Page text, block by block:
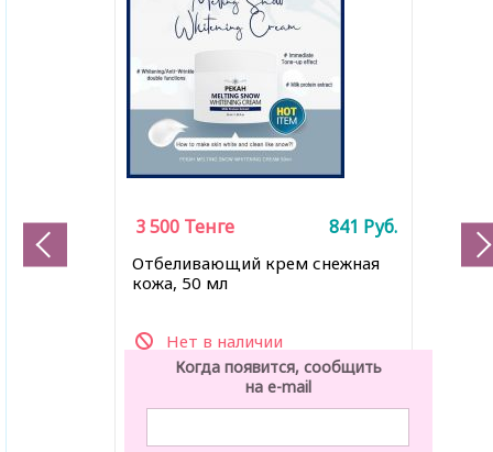
Отбеливающий крем снежная
кожа, 50 мл
Нет в наличии
3 500 Тенге 841 Руб.
Когда появится, сообщить
на e-mail